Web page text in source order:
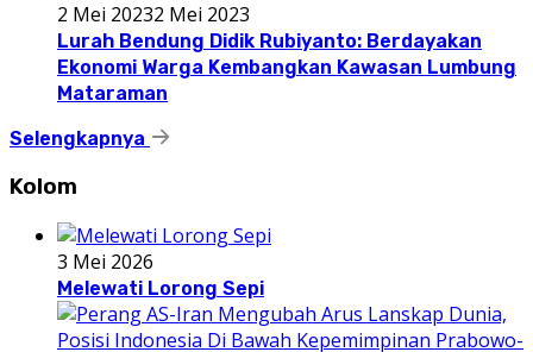
2 Mei 20232 Mei 2023
Lurah Bendung Didik Rubiyanto: Berdayakan
Ekonomi Warga Kembangkan Kawasan Lumbung
Mataraman
Selengkapnya
Kolom
3 Mei 2026
Melewati Lorong Sepi